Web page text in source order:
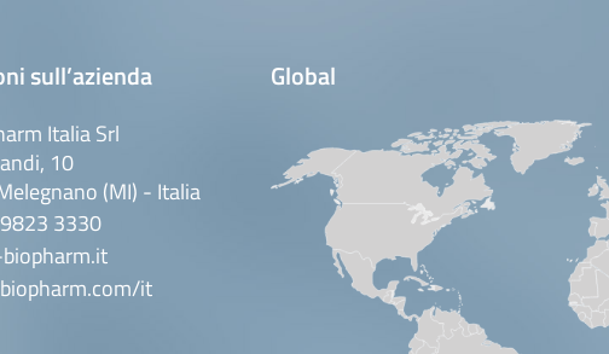
sull’azienda
Italia Srl
10
(MI) - Italia
3330
it
Global